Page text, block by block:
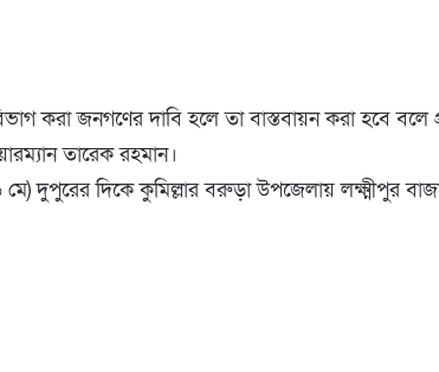
করা জনগণের দাবি হলে তা বাস্তবায়ন করা হবে বলে
তারেক রহমান।
মে) দুপুরের দিকে কুমিল্লার বরুড়া উপজেলায় লক্ষ্মীপুর